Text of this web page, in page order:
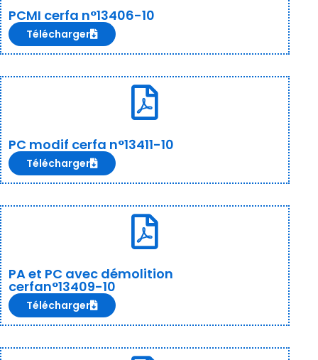
PCMI cerfa n°13406-10
Télécharger
PC modif cerfa n°13411-10
Télécharger
PA et PC avec démolition
cerfan°13409-10
Télécharger